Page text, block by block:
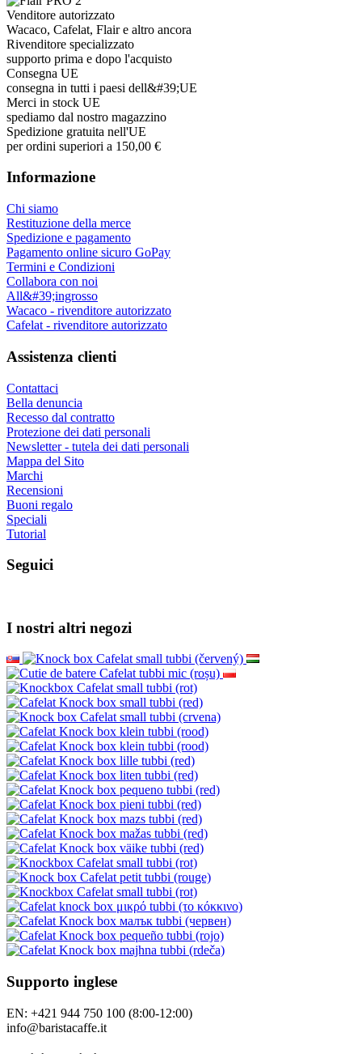
Venditore autorizzato
Wacaco, Cafelat, Flair e altro ancora
Rivenditore specializzato
supporto prima e dopo l'acquisto
Consegna UE
consegna in tutti i paesi dell&#39;UE
Merci in stock UE
spediamo dal nostro magazzino
Spedizione gratuita nell'UE
per ordini superiori a 150,00 €
Informazione
Chi siamo
Restituzione della merce
Spedizione e pagamento
Pagamento online sicuro GoPay
Termini e Condizioni
Collabora con noi
All&#39;ingrosso
Wacaco - rivenditore autorizzato
Cafelat - rivenditore autorizzato
Assistenza clienti
Contattaci
Bella denuncia
Recesso dal contratto
Protezione dei dati personali
Newsletter - tutela dei dati personali
Mappa del Sito
Marchi
Recensioni
Buoni regalo
Speciali
Tutorial
Seguici
I nostri altri negozi
Supporto inglese
EN: +421 944 750 100 (8:00-12:00)
info@baristacaffe.it